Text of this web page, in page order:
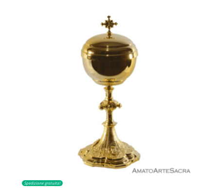
Spedizione gratuita!